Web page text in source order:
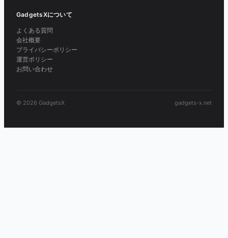
GadgetsXについて
よくある質問
会社概要
プライバシーポリシー
運営ポリシー
お問い合わせ
© 2026 GadgetsX gadgets-x.net